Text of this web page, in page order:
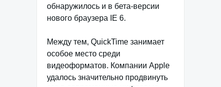
обнаружилось и в бета-версии
нового браузера IE 6.
Между тем, QuickTime занимает
особое место среди
видеоформатов. Компании Apple
удалось значительно продвинуть